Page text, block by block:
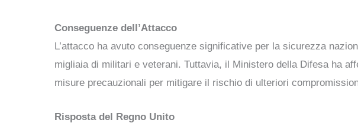
Conseguenze dell’Attacco
L’attacco ha avuto conseguenze significative per la sicurezza
migliaia di militari e veterani. Tuttavia, il Ministero della Difesa ha
misure precauzionali per mitigare il rischio di ulteriori
Risposta del Regno Unito